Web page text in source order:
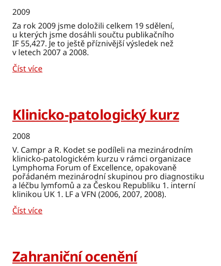
2009
Za rok 2009 jsme doložili celkem 19 sdělení,
u kterých jsme dosáhli součtu publikačního
IF 55,427. Je to ještě příznivější výsledek než
v letech 2007 a 2008.
Číst více
Klinicko-patologický kurz
2008
V. Campr a R. Kodet se podíleli na mezinárodním
klinicko-patologickém kurzu v rámci organizace
Lymphoma Forum of Excellence, opakovaně
pořádaném mezinárodní skupinou pro diagnostiku
a léčbu lymfomů a za Českou Republiku 1. interní
klinikou UK 1. LF a VFN (2006, 2007, 2008).
Číst více
Zahraniční ocenění